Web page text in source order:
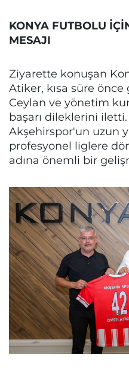
KONYA FUTBOLU
MESAJI
Ziyarette konuşan
Atiker, kısa süre önce
Ceylan ve yönetim
başarı dileklerini iletti.
Akşehirspor'un uzun
profesyonel liglere
adına önemli bir